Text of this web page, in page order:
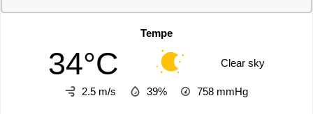
Tempe
34°C Clear sky
2.5 m/s 39% 758 mmHg